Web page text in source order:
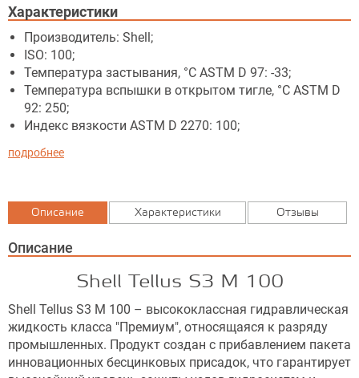
Характеристики
Производитель: Shell;
ISO: 100;
Температура застывания, °C ASTM D 97: -33;
Температура вспышки в открытом тигле, °C ASTM D
92: 250;
Индекс вязкости ASTM D 2270: 100;
подробнее
Описание Характеристики Отзывы
Описание
Shell Tellus S3 M 100
Shell Tellus S3 M 100 – высококлассная гидравлическая
жидкость класса "Премиум", относящаяся к разряду
промышленных. Продукт создан с прибавлением пакета
инновационных бесцинковых присадок, что гарантирует